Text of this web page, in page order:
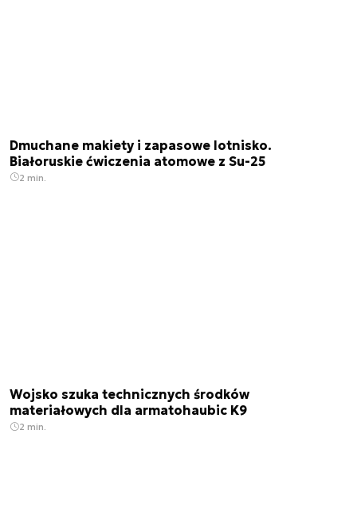
Dmuchane makiety i zapasowe lotnisko.
Białoruskie ćwiczenia atomowe z Su-25
2 min.
Wojsko szuka technicznych środków
materiałowych dla armatohaubic K9
2 min.